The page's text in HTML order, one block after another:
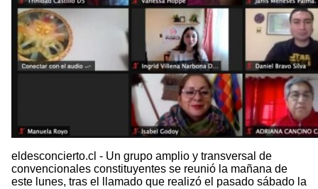
eldesconcierto.cl - Un grupo amplio y transversal de
convencionales constituyentes se reunió la mañana de
este lunes, tras el llamado que realizó el pasado sábado la